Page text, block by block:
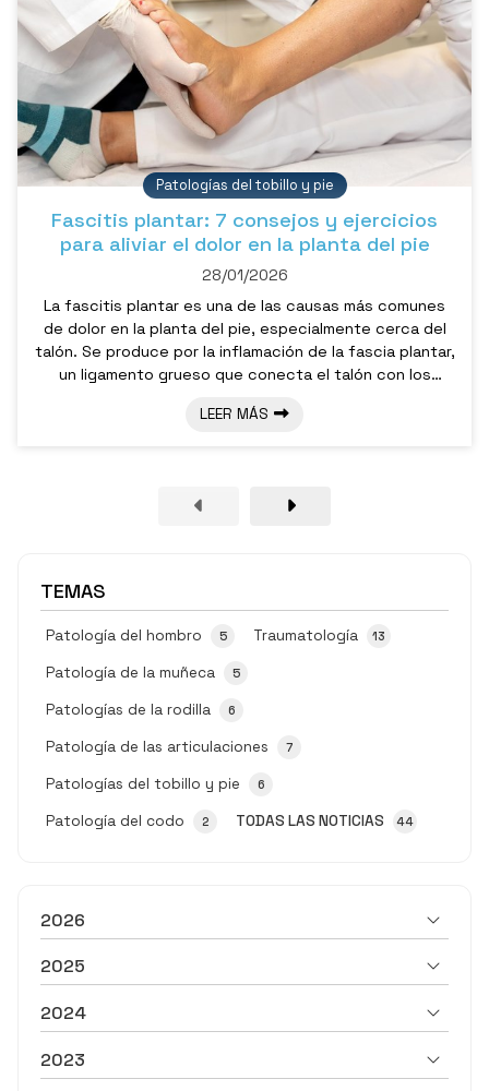
TEMAS
TODAS LAS NOTICIAS 44
Patología del hombro 5 Traumatología 13
Patología de la muñeca 5
Patologías de la rodilla 6
Patología de las articulaciones 7
Patologías del tobillo y pie 6
Patología del codo 2
Fascitis plantar: 7 consejos y ejercicios
para aliviar el dolor en la planta del pie
28/01/2026
Patologías del tobillo y pie
La fascitis plantar es una de las causas más comunes
de dolor en la planta del pie, especialmente cerca del
talón. Se produce por la inflamación de la fascia plantar,
un ligamento grueso que conecta el talón con los
los primeros pasos por la mañana o tras un periodo de
ofrecerle una gu...
LEER MÁS
2026
2025
2024
2023